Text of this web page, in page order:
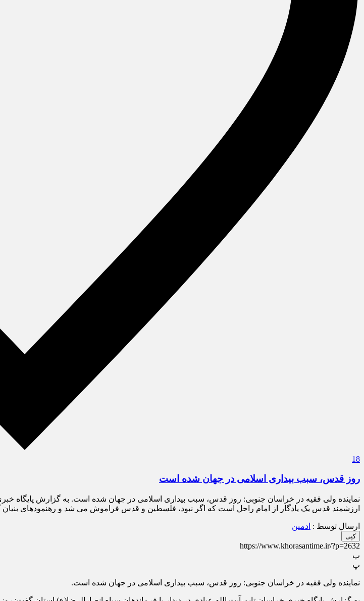
18
روز قدس، سبب بیداری اسلامی در جهان شده است
نماینده ولی فقیه در خراسان جنوبی: روز قدس، سبب بیداری اسلامی در جهان شده است. به گزارش پایگاه خبری
ارزشمند قدس یک یادگار از امام راحل است که اگر نبود، فلسطین و قدس فراموش می شد و رهنمودهای بنیان
ارسال توسط : ادمین
کپی
https://www.khorasantime.ir/?p=2632
پ
پ
نماینده ولی فقیه در خراسان جنوبی: روز قدس، سبب بیداری اسلامی در جهان شده است.